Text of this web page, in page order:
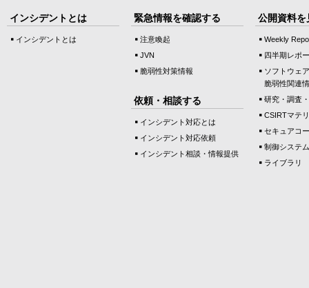
インシデントとは
インシデントとは
緊急情報を確認する
注意喚起
JVN
脆弱性対策情報
依頼・相談する
インシデント対応とは
インシデント対応依頼
インシデント相談・情報提供
公開資料を
Weekly
四半期レポ
ソフトウェ
脆弱性関連
研究・調査
CSIRTマテ
セキュアコ
制御システ
ライブラリ